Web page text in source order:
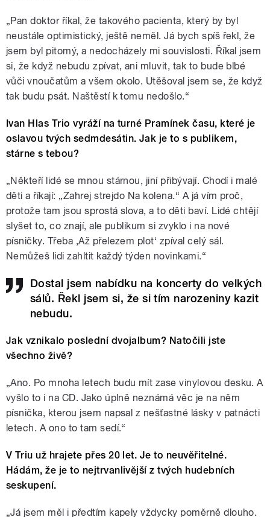
„Pan doktor říkal, že takového pacienta, který by byl
neustále optimistický, ještě neměl. Já bych spíš řekl, že
jsem byl pitomý, a nedocházely mi souvislosti. Říkal jsem
si, že když nebudu zpívat, ani mluvit, tak to bude blbé
vůči vnoučatům a všem okolo. Utěšoval jsem se, že když
tak budu psát. Naštěstí k tomu nedošlo.“
Ivan Hlas Trio vyráží na turné Pramínek času, které je
oslavou tvých sedmdesátin. Jak je to s publikem,
stárne s tebou?
„Někteří lidé se mnou stárnou, jiní přibývají. Chodí i malé
děti a říkají: „Zahrej strejdo Na kolena.“ A já vím proč,
protože tam jsou sprostá slova, a to děti baví. Lidé chtějí
slyšet to, co znají, ale publikum si zvyklo i na nové
písničky. Třeba ‚Až přelezem plot‘ zpíval celý sál.
Nemůžeš lidi zahltit každý týden novinkami.“
Dostal jsem nabídku na koncerty do velkých
sálů. Řekl jsem si, že si tím narozeniny kazit
nebudu.
Jak vznikalo poslední dvojalbum? Natočili jste
všechno živě?
„Ano. Po mnoha letech budu mít zase vinylovou desku. A
vyšlo to i na CD. Jako úplně neznámá věc je na něm
písnička, kterou jsem napsal z nešťastné lásky v patnácti
letech. A ono to tam sedí.“
V Triu už hrajete přes 20 let. Je to neuvěřitelné.
Hádám, že je to nejtrvanlivější z tvých hudebních
seskupení.
„Já jsem měl i předtím kapely vždycky poměrně dlouho.